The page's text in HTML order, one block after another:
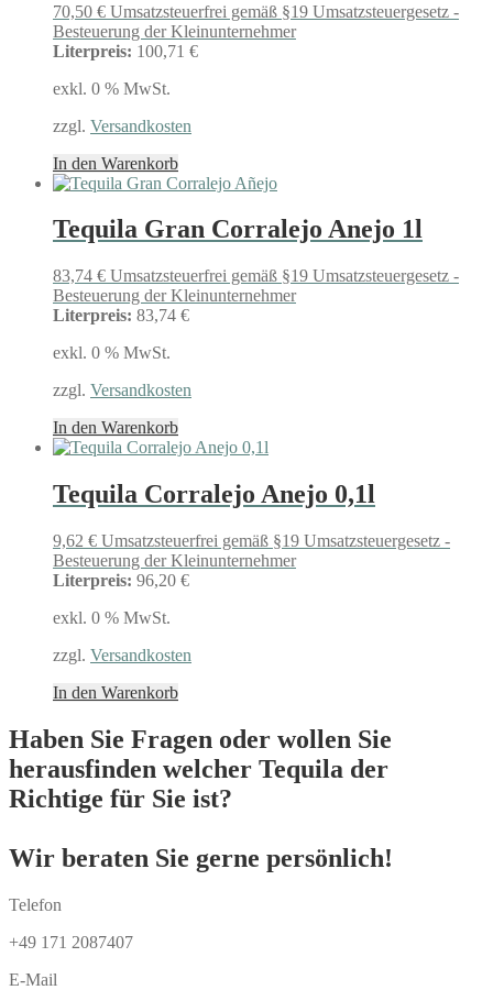
70,50 € Umsatzsteuerfrei gemäß §19 Umsatzsteuergesetz -
Besteuerung der Kleinunternehmer
Literpreis: 100,71 €
exkl. 0 % MwSt.
zzgl. Versandkosten
In den Warenkorb
Tequila Gran Corralejo Anejo 1l
83,74 € Umsatzsteuerfrei gemäß §19 Umsatzsteuergesetz -
Besteuerung der Kleinunternehmer
Literpreis: 83,74 €
exkl. 0 % MwSt.
zzgl. Versandkosten
In den Warenkorb
Tequila Corralejo Anejo 0,1l
9,62 € Umsatzsteuerfrei gemäß §19 Umsatzsteuergesetz -
Besteuerung der Kleinunternehmer
Literpreis: 96,20 €
exkl. 0 % MwSt.
zzgl. Versandkosten
In den Warenkorb
Haben Sie Fragen oder wollen Sie
herausfinden welcher Tequila der
Richtige für Sie ist?
Wir beraten Sie gerne persönlich!
Telefon
+49 171 2087407
E-Mail